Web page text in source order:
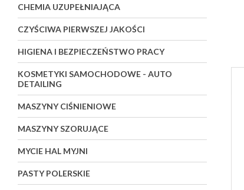
CHEMIA UZUPEŁNIAJĄCA
CZYŚCIWA PIERWSZEJ JAKOŚCI
HIGIENA I BEZPIECZEŃSTWO PRACY
KOSMETYKI SAMOCHODOWE - AUTO
DETAILING
MASZYNY CIŚNIENIOWE
MASZYNY SZORUJĄCE
MYCIE HAL MYJNI
PASTY POLERSKIE